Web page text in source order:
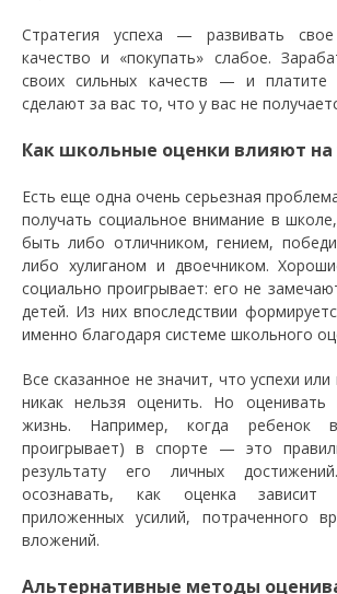
Стратегия успеха — развивать
качество и «покупать» слабое.
своих сильных качеств — и
сделают за вас то, что у вас не
Как школьные оценки влияют на
Есть еще одна очень серьезная
получать социальное внимание в
быть либо отличником, гением,
либо хулиганом и двоечником.
социально проигрывает: его не
детей. Из них впоследствии
именно благодаря системе школьного
Все сказанное не значит, что успехи или
никак нельзя оценить. Но
жизнь. Например, когда ребенок
проигрывает) в спорте — это
результату его личных
осознавать, как оценка зависит
приложенных усилий, потраченного
вложений.
Альтернативные методы